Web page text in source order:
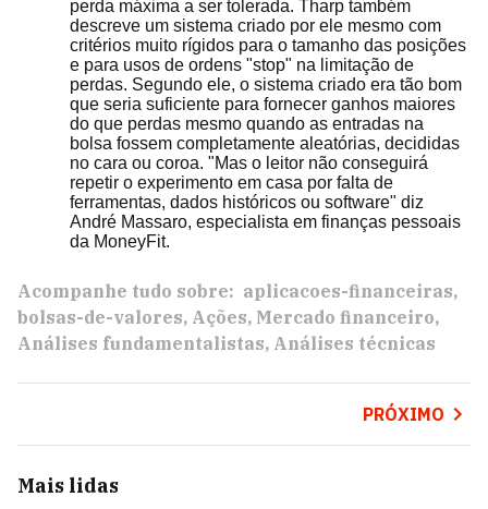
perda máxima a ser tolerada. Tharp também
descreve um sistema criado por ele mesmo com
critérios muito rígidos para o tamanho das posições
e para usos de ordens "stop" na limitação de
perdas. Segundo ele, o sistema criado era tão bom
que seria suficiente para fornecer ganhos maiores
do que perdas mesmo quando as entradas na
bolsa fossem completamente aleatórias, decididas
no cara ou coroa. "Mas o leitor não conseguirá
repetir o experimento em casa por falta de
ferramentas, dados históricos ou software" diz
André Massaro, especialista em finanças pessoais
da MoneyFit.
Acompanhe tudo sobre: aplicacoes-financeiras
bolsas-de-valores Ações Mercado financeiro
Análises fundamentalistas Análises técnicas
PRÓXIMO
Mais lidas